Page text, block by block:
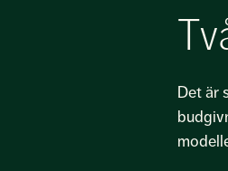
Det är